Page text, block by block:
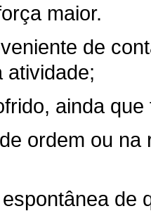
maior.
de
atividade;
ainda
ordem ou
de